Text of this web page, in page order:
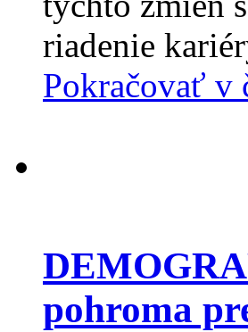
riadenie
Pokračovať v
pohroma